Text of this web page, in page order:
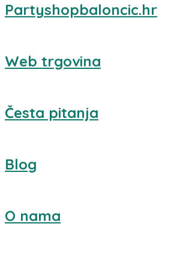
Partyshopbaloncic.hr
Web trgovina
Česta pitanja
Blog
O nama